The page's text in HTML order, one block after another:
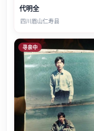
代明全
四川眉山仁寿县
寻亲中